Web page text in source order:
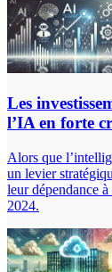
Les
l’IA en forte
Alors que
un levier
leur dépendance
2024.